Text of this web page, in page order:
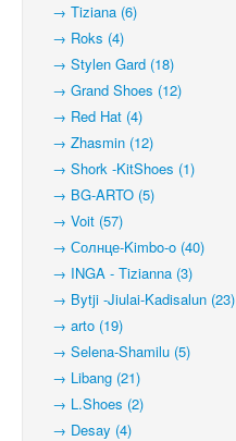
→ Tiziana (6)
→ Roks (4)
→ Stylen Gard (18)
→ Grand Shoes (12)
→ Red Hat (4)
→ Zhasmin (12)
→ Shork -KitShoes (1)
→ BG-ARTO (5)
→ Voit (57)
→ Солнце-Kimbo-o (40)
→ INGA - Tizianna (3)
→ Bytji -Jiulai-Kadisalun (23)
→ arto (19)
→ Selena-Shamilu (5)
→ Libang (21)
→ L.Shoes (2)
→ Desay (4)